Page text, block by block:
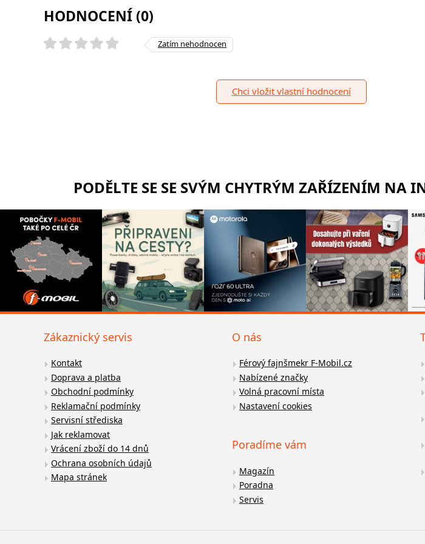
HODNOCENÍ (0)
Zatím nehodnocen
Chci vložit vlastní hodnocení
PODĚLTE SE SE SVÝM CHYTRÝM ZAŘÍZENÍM NA
Zákaznický servis
Kontakt
Doprava a platba
Obchodní podmínky
Reklamační podmínky
Servisní střediska
Jak reklamovat
Vrácení zboží do 14 dnů
Ochrana osobních údajů
Mapa stránek
O nás
Férový fajnšmekr F-Mobil.cz
Nabízené značky
Volná pracovní místa
Nastavení cookies
Poradíme vám
Magazín
Poradna
Servis